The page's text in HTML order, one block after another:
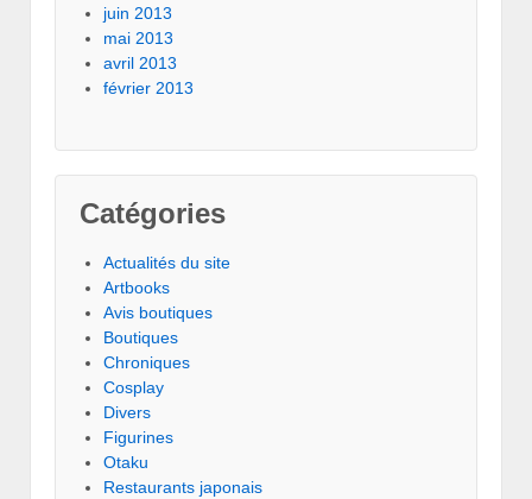
juin 2013
mai 2013
avril 2013
février 2013
Catégories
Actualités du site
Artbooks
Avis boutiques
Boutiques
Chroniques
Cosplay
Divers
Figurines
Otaku
Restaurants japonais